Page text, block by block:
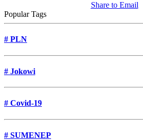
Share to Email
Popular Tags
# PLN
# Jokowi
# Covid-19
# SUMENEP